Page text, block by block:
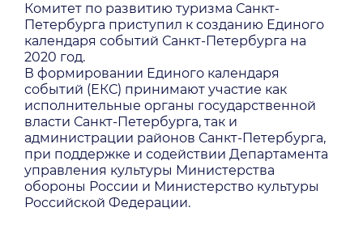
Комитет по развитию туризма Санкт-
Петербурга приступил к созданию Единого
календаря событий Санкт-Петербурга на
2020 год.
В формировании Единого календаря
событий (ЕКС) принимают участие как
исполнительные органы государственной
власти Санкт-Петербурга, так и
администрации районов Санкт-Петербурга,
при поддержке и содействии Департамента
управления культуры Министерства
обороны России и Министерство культуры
Российской Федерации.